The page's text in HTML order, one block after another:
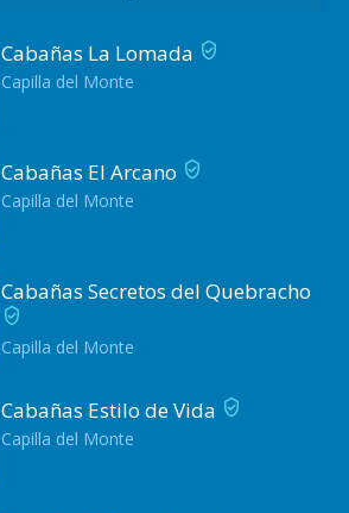
Cabañas La Lomada
Capilla del Monte
Cabañas El Arcano
Capilla del Monte
Cabañas Secretos del Quebracho
Capilla del Monte
Cabañas Estilo de Vida
Capilla del Monte